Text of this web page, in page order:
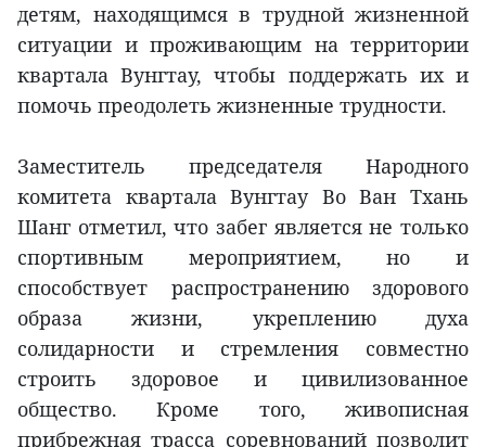
детям, находящимся в трудной жизненной
ситуации и проживающим на территории
квартала Вунгтау, чтобы поддержать их и
помочь преодолеть жизненные трудности.
Заместитель председателя Народного
комитета квартала Вунгтау Во Ван Тхань
Шанг отметил, что забег является не только
спортивным мероприятием, но и
способствует распространению здорового
образа жизни, укреплению духа
солидарности и стремления совместно
строить здоровое и цивилизованное
общество. Кроме того, живописная
прибрежная трасса соревнований позволит